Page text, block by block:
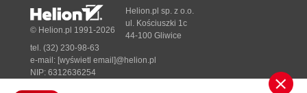
Pytania (145)
Odpowiedzi (145)
Rozdział 4. Przejścia (147)
Przywróć domyślne ustawienia programu (147)
Na początek... (148)
© Helion.pl 1991-2026
Helion.pl sp. z o.o.
ul. Kościuszki 1c
44-100 Gliwice
tel. (32) 230-98-63
e-mail: [wyświetl email]@helion.pl
NIP: 6312636254